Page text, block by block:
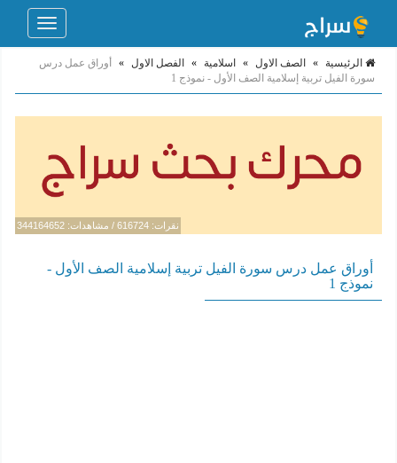
Toggle
الرئيسية » الصف الاول » اسلامية » الفصل الاول »
أوراق عمل درس
سورة الفيل تربية إسلامية الصف الأول - نموذج 1
نقرات: 616724 / مشاهدات: 344164652
أوراق عمل درس سورة الفيل تربية إسلامية الصف الأول -
نموذج 1